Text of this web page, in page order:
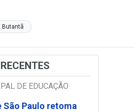
Butantã
DE EDUCAÇÃO
São Paulo retoma